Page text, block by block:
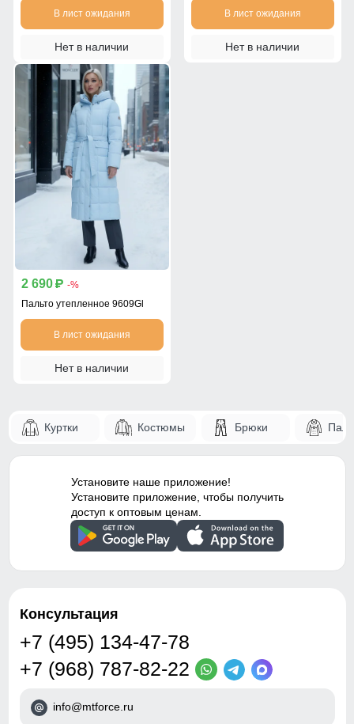
В лист ожидания
Нет в наличии
В лист ожидания
Нет в наличии
2 690 p -%
Пальто утепленное 9609Gl
В лист ожидания
Нет в наличии
Куртки Костюмы Брюки
Установите наше приложение!
Установите приложение, чтобы получить
доступ к оптовым ценам.
Консультация
+7 (495) 134-47-78
+7 (968) 787-82-22
info@mtforce.ru